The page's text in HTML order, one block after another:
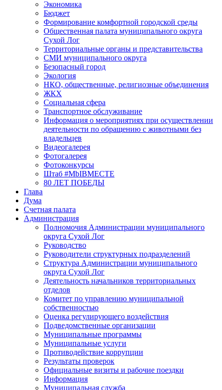
Экономика
Бюджет
Формирование комфортной городской среды
Общественная палата муниципального округа
Сухой Лог
Территориальные органы и представительства
СМИ муниципального округа
Безопасный город
Экология
НКО, общественные, религиозные объединения
ЖКХ
Социальная сфера
Транспортное обслуживание
Информация о мероприятиях при осуществлении
деятельности по обращению с животными без
владельцев
Видеогалерея
Фотогалерея
Фотоконкурсы
Штаб #MbIBMECTE
80 ЛЕТ ПОБЕДЫ
Глава
Дума
Счетная палата
Администрация
Полномочия Администрации муниципального
округа Сухой Лог
Руководство
Руководители структурных подразделений
Структура Администрации муниципального
округа Сухой Лог
Деятельность начальников территориальных
отделов
Комитет по управлению муниципальной
собственностью
Оценка регулирующего воздействия
Подведомственные организации
Муниципальные программы
Муниципальные услуги
Противодействие коррупции
Результаты проверок
Официальные визиты и рабочие поездки
Информация
Муниципальная служба